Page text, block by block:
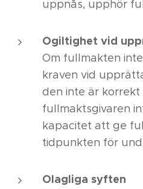
uppnås, upphör
Ogiltighet vid
Om fullmakten
kraven vid
den inte är
fullmaktsgivaren
kapacitet att ge
tidpunkten för
Olagliga syften